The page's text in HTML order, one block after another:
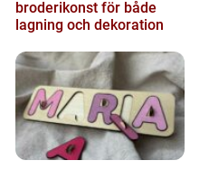
broderikonst för både
lagning och dekoration